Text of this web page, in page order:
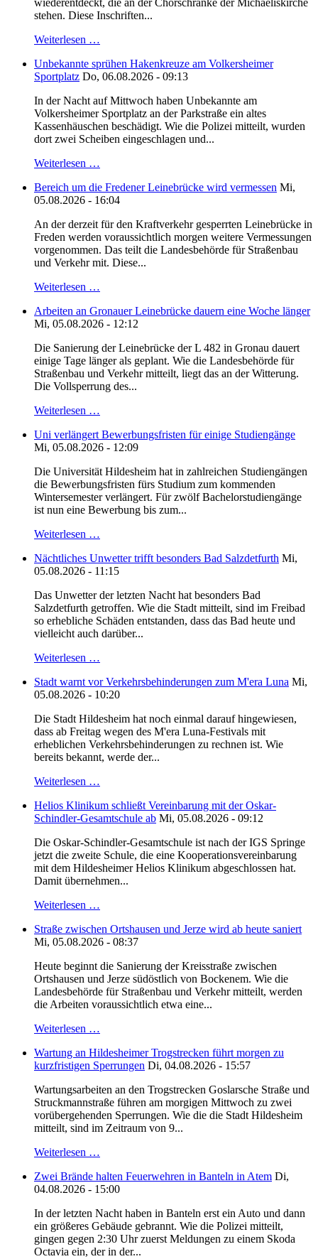
wiederentdeckt, die an der Chorschranke der Michaeliskirche
stehen. Diese Inschriften...
Weiterlesen …
Unbekannte sprühen Hakenkreuze am Volkersheimer
Sportplatz Do, 06.08.2026 - 09:13
In der Nacht auf Mittwoch haben Unbekannte am
Volkersheimer Sportplatz an der Parkstraße ein altes
Kassenhäuschen beschädigt. Wie die Polizei mitteilt, wurden
dort zwei Scheiben eingeschlagen und...
Weiterlesen …
Bereich um die Fredener Leinebrücke wird vermessen Mi,
05.08.2026 - 16:04
An der derzeit für den Kraftverkehr gesperrten Leinebrücke in
Freden werden voraussichtlich morgen weitere Vermessungen
vorgenommen. Das teilt die Landesbehörde für Straßenbau
und Verkehr mit. Diese...
Weiterlesen …
Arbeiten an Gronauer Leinebrücke dauern eine Woche länger
Mi, 05.08.2026 - 12:12
Die Sanierung der Leinebrücke der L 482 in Gronau dauert
einige Tage länger als geplant. Wie die Landesbehörde für
Straßenbau und Verkehr mitteilt, liegt das an der Witterung.
Die Vollsperrung des...
Weiterlesen …
Uni verlängert Bewerbungsfristen für einige Studiengänge
Mi, 05.08.2026 - 12:09
Die Universität Hildesheim hat in zahlreichen Studiengängen
die Bewerbungsfristen fürs Studium zum kommenden
Wintersemester verlängert. Für zwölf Bachelorstudiengänge
ist nun eine Bewerbung bis zum...
Weiterlesen …
Nächtliches Unwetter trifft besonders Bad Salzdetfurth Mi,
05.08.2026 - 11:15
Das Unwetter der letzten Nacht hat besonders Bad
Salzdetfurth getroffen. Wie die Stadt mitteilt, sind im Freibad
so erhebliche Schäden entstanden, dass das Bad heute und
vielleicht auch darüber...
Weiterlesen …
Stadt warnt vor Verkehrsbehinderungen zum M'era Luna Mi,
05.08.2026 - 10:20
Die Stadt Hildesheim hat noch einmal darauf hingewiesen,
dass ab Freitag wegen des M'era Luna-Festivals mit
erheblichen Verkehrsbehinderungen zu rechnen ist. Wie
bereits bekannt, werde der...
Weiterlesen …
Helios Klinikum schließt Vereinbarung mit der Oskar-
Schindler-Gesamtschule ab Mi, 05.08.2026 - 09:12
Die Oskar-Schindler-Gesamtschule ist nach der IGS Springe
jetzt die zweite Schule, die eine Kooperationsvereinbarung
mit dem Hildesheimer Helios Klinikum abgeschlossen hat.
Damit übernehmen...
Weiterlesen …
Straße zwischen Ortshausen und Jerze wird ab heute saniert
Mi, 05.08.2026 - 08:37
Heute beginnt die Sanierung der Kreisstraße zwischen
Ortshausen und Jerze südöstlich von Bockenem. Wie die
Landesbehörde für Straßenbau und Verkehr mitteilt, werden
die Arbeiten voraussichtlich etwa eine...
Weiterlesen …
Wartung an Hildesheimer Trogstrecken führt morgen zu
kurzfristigen Sperrungen Di, 04.08.2026 - 15:57
Wartungsarbeiten an den Trogstrecken Goslarsche Straße und
Struckmannstraße führen am morgigen Mittwoch zu zwei
vorübergehenden Sperrungen. Wie die die Stadt Hildesheim
mitteilt, sind im Zeitraum von 9...
Weiterlesen …
Zwei Brände halten Feuerwehren in Banteln in Atem Di,
04.08.2026 - 15:00
In der letzten Nacht haben in Banteln erst ein Auto und dann
ein größeres Gebäude gebrannt. Wie die Polizei mitteilt,
gingen gegen 2:30 Uhr zuerst Meldungen zu einem Skoda
Octavia ein, der in der...